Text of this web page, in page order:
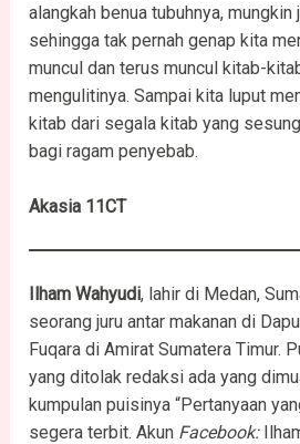
alangkah benua tubuhnya,
sehingga tak pernah genap kita
muncul dan terus muncul kitab-
mengulitinya. Sampai kita luput
kitab dari segala kitab yang
bagi ragam penyebab.
Akasia 11CT
Ilham Wahyudi, lahir di Medan,
seorang juru antar makanan di
Fuqara di Amirat Sumatera Timur.
yang ditolak redaksi ada yang
kumpulan puisinya “Pertanyaan
segera terbit. Akun Facebook: